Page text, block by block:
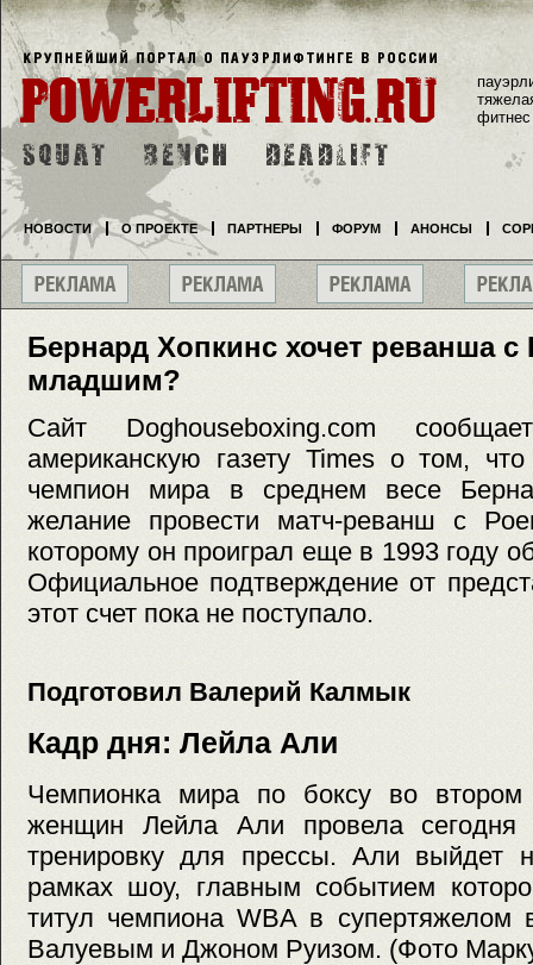
Бернард Хопкинс хочет реванша
младшим?
Сайт Doghouseboxing.com
американскую газету Times о том,
чемпион мира в среднем весе
желание провести матч-реванш с
которому он проиграл еще в 1993 году
Официальное подтверждение от
этот счет пока не поступало.
Подготовил Валерий Калмык
Кадр дня: Лейла Али
Чемпионка мира по боксу во
женщин Лейла Али провела сегодня
тренировку для прессы. Али выйдет
рамках шоу, главным событием
титул чемпиона WBA в
Валуевым и Джоном Руизом. (Фото
фитнес
НОВОСТИ О ПРОЕКТЕ ПАРТНЕРЫ ФОРУМ АНОНСЫ